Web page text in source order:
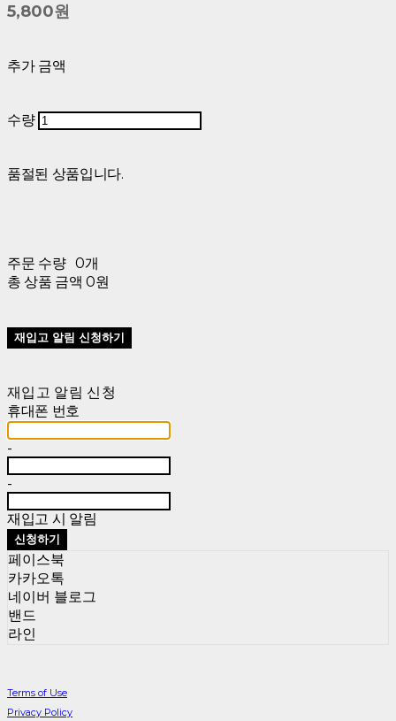
5,800원
추가 금액
수량
품절된 상품입니다.
주문 수량 0개
총 상품 금액 0원
재입고 알림 신청하기
재입고 알림 신청
휴대폰 번호
-
-
재입고 시 알림
신청하기
페이스북
카카오톡
네이버 블로그
밴드
라인
Terms of Use
Privacy Policy